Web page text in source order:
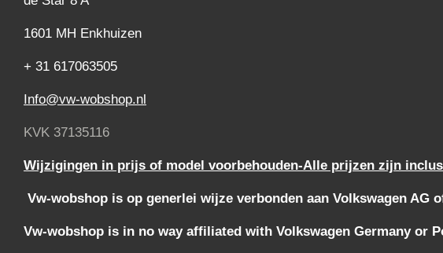
1601 MH Enkhuizen
+ 31 617063505
Info@vw-wobshop.nl
KVK 37135116
Wijzigingen in prijs of model voorbehouden-Alle prijzen zijn
Vw-wobshop is op generlei wijze verbonden aan Volkswagen AG
Vw-wobshop is in no way affiliated with Volkswagen Germany or